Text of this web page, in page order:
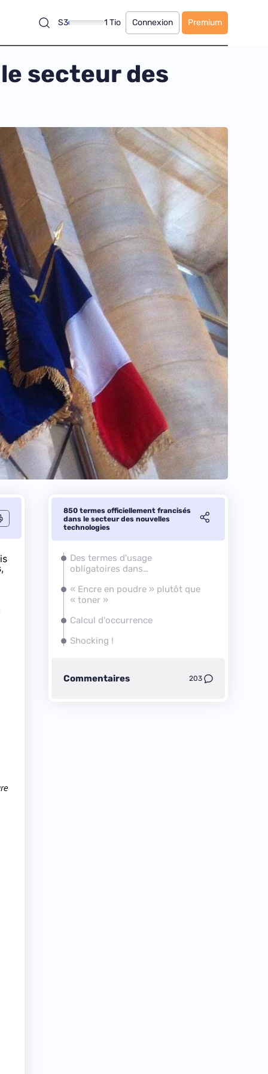
S3 1 Tio Connexion Premium
secteur des
850 termes officiellement francisés
dans le secteur des nouvelles
technologies
Des termes d'usage
obligatoires dans
« Encre en poudre » plutôt que
« toner »
Calcul d'occurrence
Shocking !
Commentaires 203